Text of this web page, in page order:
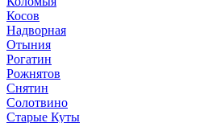
Косов
Надворная
Отыния
Рогатин
Рожнятов
Снятин
Солотвино
Старые Куты